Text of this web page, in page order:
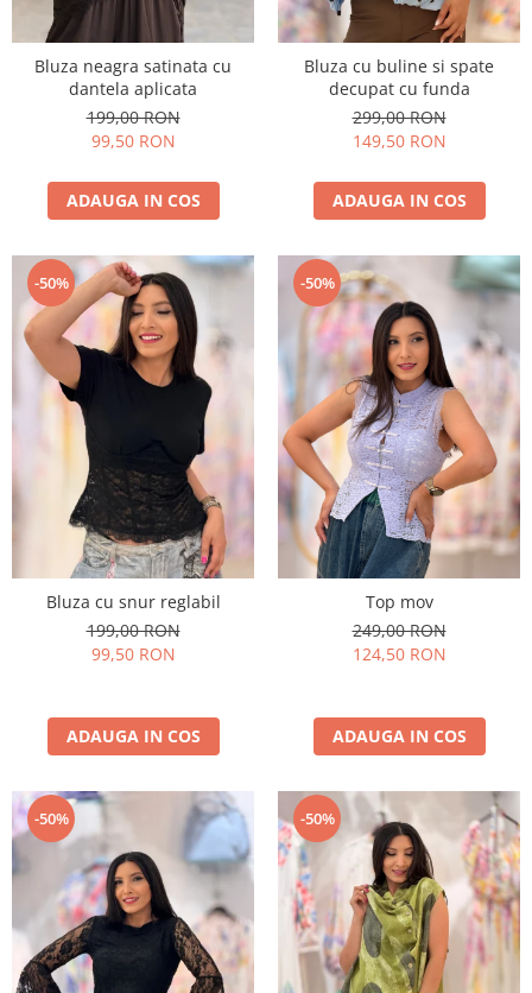
Bluza neagra satinata cu
dantela aplicata
199,00 RON
99,50 RON
ADAUGA IN COS
Bluza cu buline si spate
decupat cu funda
299,00 RON
149,50 RON
ADAUGA IN COS
-50%
Bluza cu snur reglabil
199,00 RON
99,50 RON
ADAUGA IN COS
-50%
Top mov
249,00 RON
124,50 RON
ADAUGA IN COS
-50% -50%